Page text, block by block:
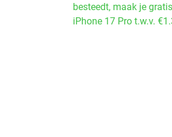
besteedt, maak je
iPhone 17 Pro t.w.v.